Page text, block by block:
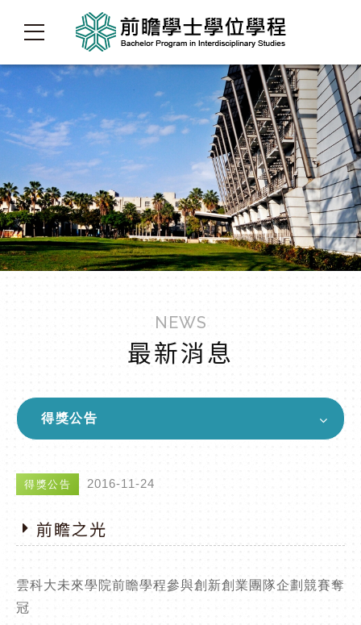
NEWS
最新消息
得獎公告
得獎公告 2016-11-24
前瞻之光
雲科大未來學院前瞻學程參與創新創業團隊企劃競賽奪
冠